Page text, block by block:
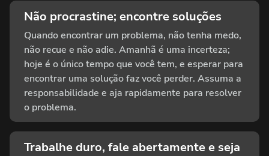
Não procrastine; encontre soluções
Quando encontrar um problema, não tenha medo,
não recue e não adie. Amanhã é uma incerteza;
hoje é o único tempo que você tem, e esperar para
encontrar uma solução faz você perder. Assuma a
responsabilidade e aja rapidamente para resolver
o problema.
Trabalhe duro, fale abertamente e seja